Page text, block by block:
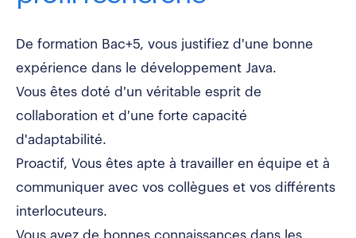
De formation Bac+5, vous justifiez d'une bonne
expérience dans le développement Java.
Vous êtes doté d'un véritable esprit de
collaboration et d'une forte capacité
d'adaptabilité.
Proactif, Vous êtes apte à travailler en équipe et à
communiquer avec vos collègues et vos différents
interlocuteurs.
Vous avez de bonnes connaissances dans les